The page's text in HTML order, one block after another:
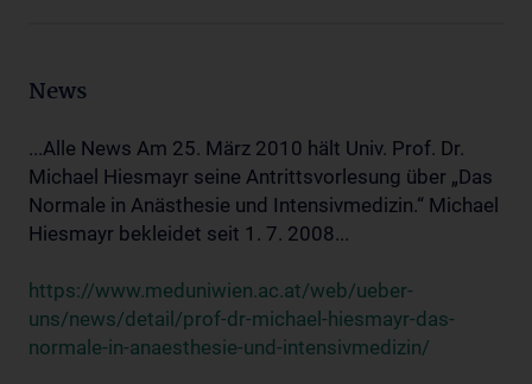
News
...Alle News Am 25. März 2010 hält Univ. Prof. Dr.
Michael Hiesmayr seine Antrittsvorlesung über „Das
Normale in Anästhesie und Intensivmedizin.“ Michael
Hiesmayr bekleidet seit 1. 7. 2008...
https://www.meduniwien.ac.at/web/ueber-
uns/news/detail/prof-dr-michael-hiesmayr-das-
normale-in-anaesthesie-und-intensivmedizin/